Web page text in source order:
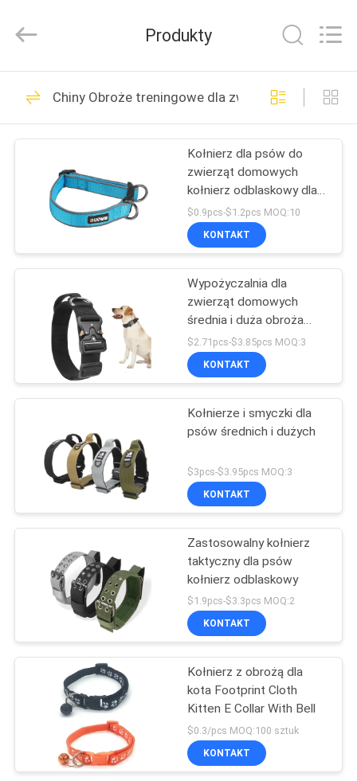
DOM
PRODUKTY
WYCIECZKA
FABRYCE
SKONTAKTUJ
SIĘ
NAMI
POPROSIĆ
O
WYCENĘ
BLOG/NEWS
SITEMAP
PRIVACY
POLICY
Trading
Co.Ltd.
Reserved.
Wysuwana smycz
dla zwierząt
86
Smycz do szelek dla
zwierząt
87
Smycz dla psa Easy
Walk
39
Lina trakcyjna dla
zwierząt domowych
42
Produkty
Chiny Obroże treningowe dla zwierząt
Kołnierz dla psów do
zwierząt domowych
kołnierz odblaskowy dla
psów średnich i dużych
$0.9pcs-$1.2pcs MOQ:10
KONTAKT
Wypożyczalnia dla
zwierząt domowych
średnia i duża obroża
taktyczna dla psów
regulowana 38 - 48 cm
$2.71pcs-$3.85pcs MOQ:3
KONTAKT
Kołnierze i smyczki dla
psów średnich i dużych
$3pcs-$3.95pcs MOQ:3
KONTAKT
Zastosowalny kołnierz
taktyczny dla psów
kołnierz odblaskowy
$1.9pcs-$3.3pcs MOQ:2
KONTAKT
Kołnierz z obrożą dla
kota Footprint Cloth
Kitten E Collar With Bell
$0.3/pcs MOQ:100 sztuk
KONTAKT